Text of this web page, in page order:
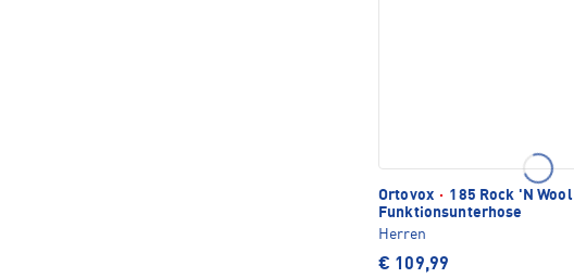
Ortovox · 185 Rock 'N Wool
Funktionsunterhose
Herren
€ 109,99